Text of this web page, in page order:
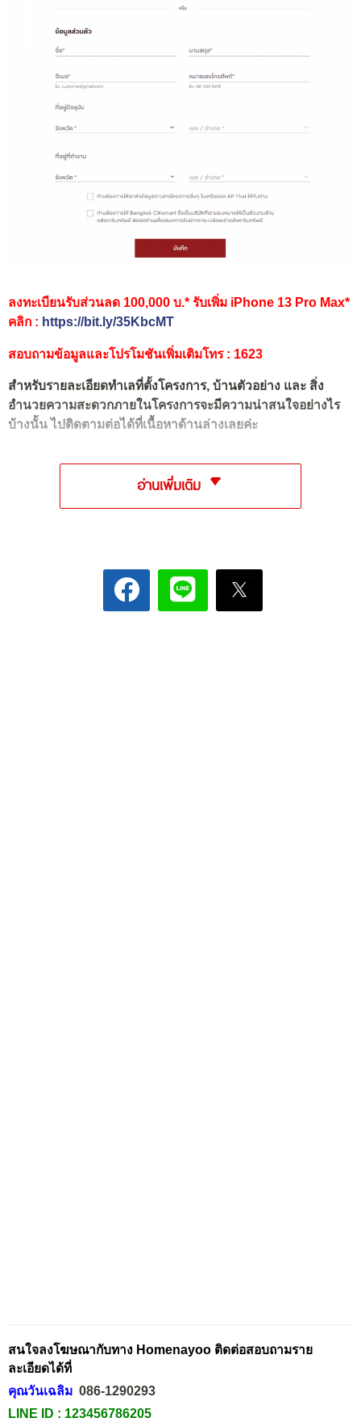
ลงทะเบียนรับส่วนลด 100,000 บ.* รับเพิ่ม iPhone 13 Pro Max*
คลิก : https://bit.ly/35KbcMT
สอบถามข้อมูลและโปรโมชันเพิ่มเติมโทร : 1623
สำหรับรายละเอียดทำเลที่ตั้งโครงการ, บ้านตัวอย่าง และ สิ่ง
อำนวยความสะดวกภายในโครงการจะมีความน่าสนใจอย่างไร
บ้างนั้น ไปติดตามต่อได้ที่เนื้อหาด้านล่างเลยค่ะ
อ่านเพิ่มเติม
สนใจลงโฆษณากับทาง Homenayoo ติดต่อสอบถามราย
ละเอียดได้ที่
คุณวันเฉลิม 086-1290293
LINE ID : 123456786205